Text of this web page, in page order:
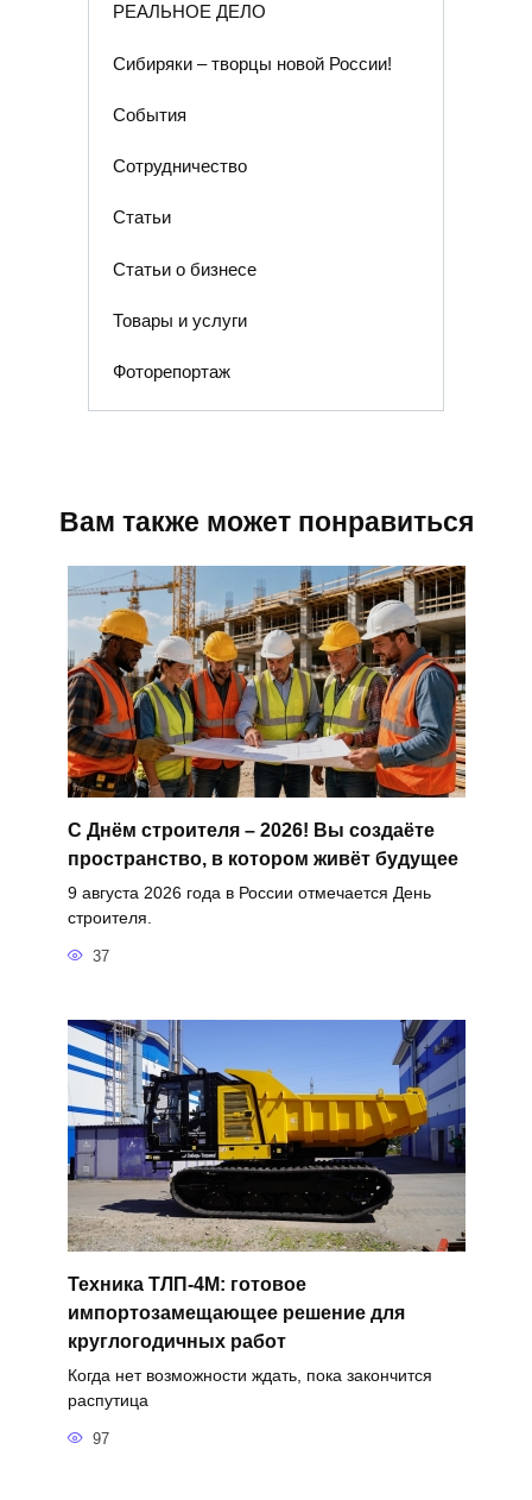
РЕАЛЬНОЕ ДЕЛО
Сибиряки – творцы новой России!
События
Сотрудничество
Статьи
Статьи о бизнесе
Товары и услуги
Фоторепортаж
Вам также может понравиться
С Днём строителя – 2026! Вы создаёте
пространство, в котором живёт будущее
9 августа 2026 года в России отмечается День
строителя.
37
Техника ТЛП-4М: готовое
импортозамещающее решение для
круглогодичных работ
Когда нет возможности ждать, пока закончится
распутица
97